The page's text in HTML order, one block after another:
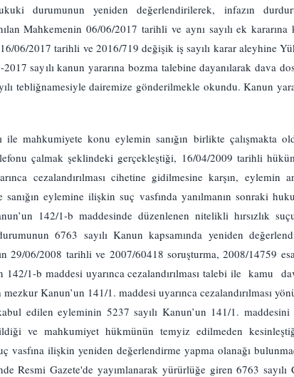
durumunun yeniden değerlendirilerek, infazın
Mahkemenin 06/06/2017 tarihli ve aynı sayılı ek kararına
06/2017 tarihli ve 2016/719 değişik iş sayılı karar aleyhine
sayılı kanun yararına bozma talebine dayanılarak dava
tebliğnamesiyle dairemize gönderilmekle okundu. Kanun
mahkumiyete konu eylemin sanığın birlikte çalışmakta
çalmak şeklindeki gerçekleştiği, 16/04/2009 tarihli
cezalandırılması cihetine gidilmesine karşın, eylemin
eylemine ilişkin suç vasfında yanılmanın sonraki
142/1-b maddesinde düzenlenen nitelikli hırsızlık
6763 sayılı Kanun kapsamında yeniden
29/06/2008 tarihli ve 2007/60418 soruşturma, 2008/14759
1-b maddesi uyarınca cezalandırılması talebi ile kamu
Kanun’un 141/1. maddesi uyarınca cezalandırılması
edilen eyleminin 5237 sayılı Kanun’un 141/1. maddesini
ve mahkumiyet hükmünün temyiz edilmeden
vasfına ilişkin yeniden değerlendirme yapma olanağı
Resmi Gazete'de yayımlanarak yürürlüğe giren 6763 sayılı